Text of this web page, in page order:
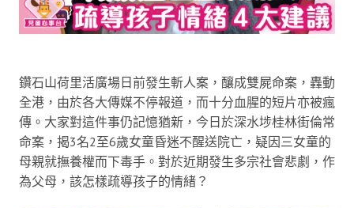
鑽石山荷里活廣場日前發生斬人案，釀成雙屍命案，轟動
全港，由於各大傳媒不停報道，而十分血腥的短片亦被瘋
傳。大家對這件事仍記憶猶新，今日於深水埗桂林街倫常
命案，揭3名2至6歲女童昏迷不醒送院亡，疑因三女童的
母親就撫養權而下毒手。對於近期發生多宗社會悲劇，作
為父母，該怎樣疏導孩子的情緒？